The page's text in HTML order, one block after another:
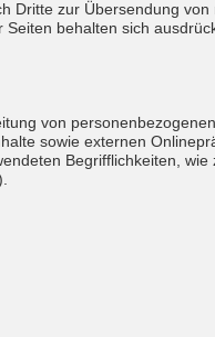
Dritte zur Übersendung
behalten sich
von
sowie externen
Begrifflichkeiten, wie